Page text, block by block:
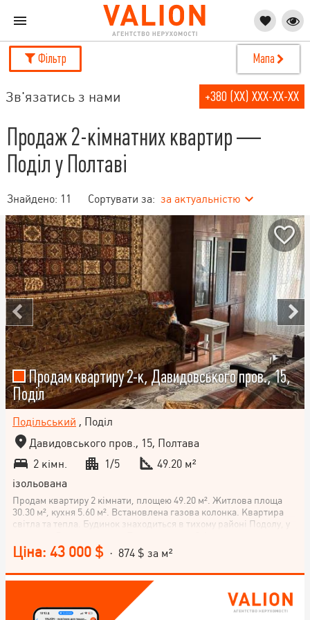
Фільтр Мапа
Зв'язатись з нами +380 (XX) XXX-XX-XX
Продаж 2-кімнатних квартир —
Поділ у Полтаві
Знайдено: 11 Сортувати за: за актуальністю
Продам квартиру 2-к, Давидовського пров., 15,
Поділ
Подільський , Поділ
Давидовського пров., 15, Полтава
2 кімн.
1/5
49.20 м²
ізольована
Продам квартиру 2 кімнати, площею 49.20 м². Житлова площа
30.30 м², кухня 5.60 м². Встановлена газова колонка. Квартира
світла та тепла. Будинок знаходиться в тихому районі Подолу, у
комфортного життя: дитячий садок, школа, магазини та зупинка
громадського транспорту. До центру Полтави близько 7 хвилин
автомобілем, до річки Ворскла близько 20 хвилин пішки. !
Документи готові до продажу.
Ціна: 43 000 $ · 874 $ за м²